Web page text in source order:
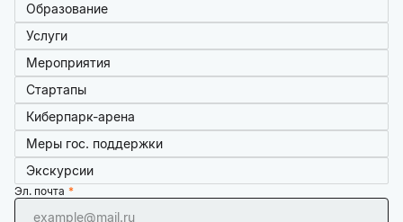
Образование
Услуги
Мероприятия
Стартапы
Киберпарк-арена
Меры гос. поддержки
Экскурсии
Эл. почта